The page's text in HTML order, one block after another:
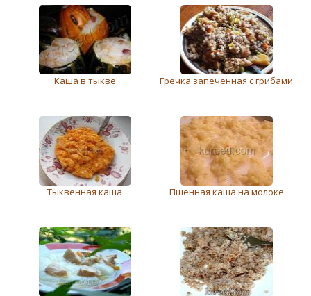
Каша в тыкве Гречка запеченная с грибами
Тыквенная каша Пшенная каша на молоке